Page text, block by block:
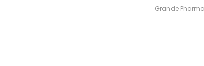
Grande